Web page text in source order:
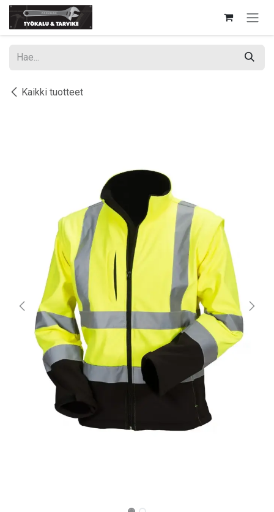
Siirry sisältöön
Kaikki tuotteet